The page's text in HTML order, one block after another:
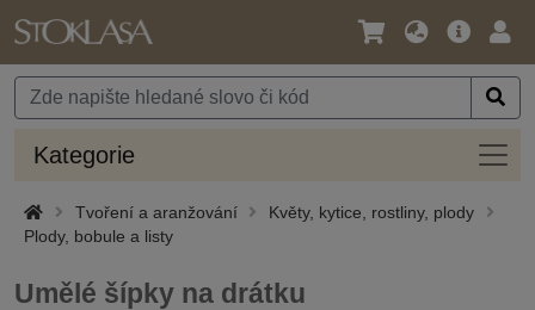
Jazyk
Měna
Hlavní
Kategorie
Tvoření a aranžování
Květy, kytice, rostliny, plody
Plody, bobule a listy
Umělé šípky na drátku